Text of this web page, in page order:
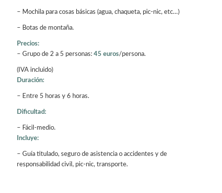
– Mochila para cosas básicas (agua, chaqueta, pic-nic, etc…)
– Botas de montaña.
Precios:
– Grupo de 2 a 5 personas: 45 euros/persona.
(IVA incluido)
Duración:
– Entre 5 horas y 6 horas.
Dificultad:
– Fácil-medio.
Incluye:
– Guía titulado, seguro de asistencia o accidentes y de
responsabilidad civil, pic-nic, transporte.